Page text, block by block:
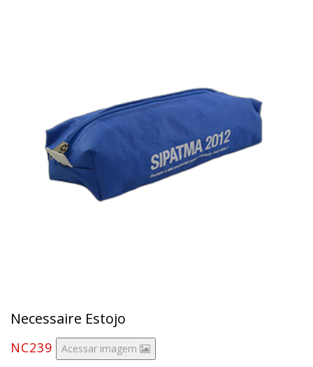
Necessaire Estojo
NC239 Acessar imagem